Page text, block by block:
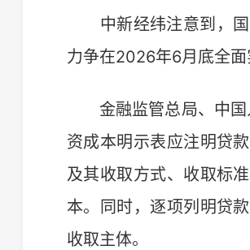
中新经纬注意到，国
力争在2026年6月底全面
金融监管总局、中国
资成本明示表应注明贷
及其收取方式、收取标
本。同时，逐项列明贷
收取主体。